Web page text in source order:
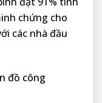
chứng cho
các nhà đầu
đồ công